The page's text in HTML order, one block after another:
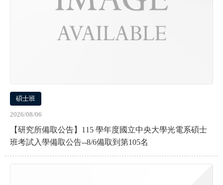
碩士班
2026/08/06
【研究所備取公告】115 學年度國立中央大學光電系碩士
班考試入學備取公告--8/6備取到第105名